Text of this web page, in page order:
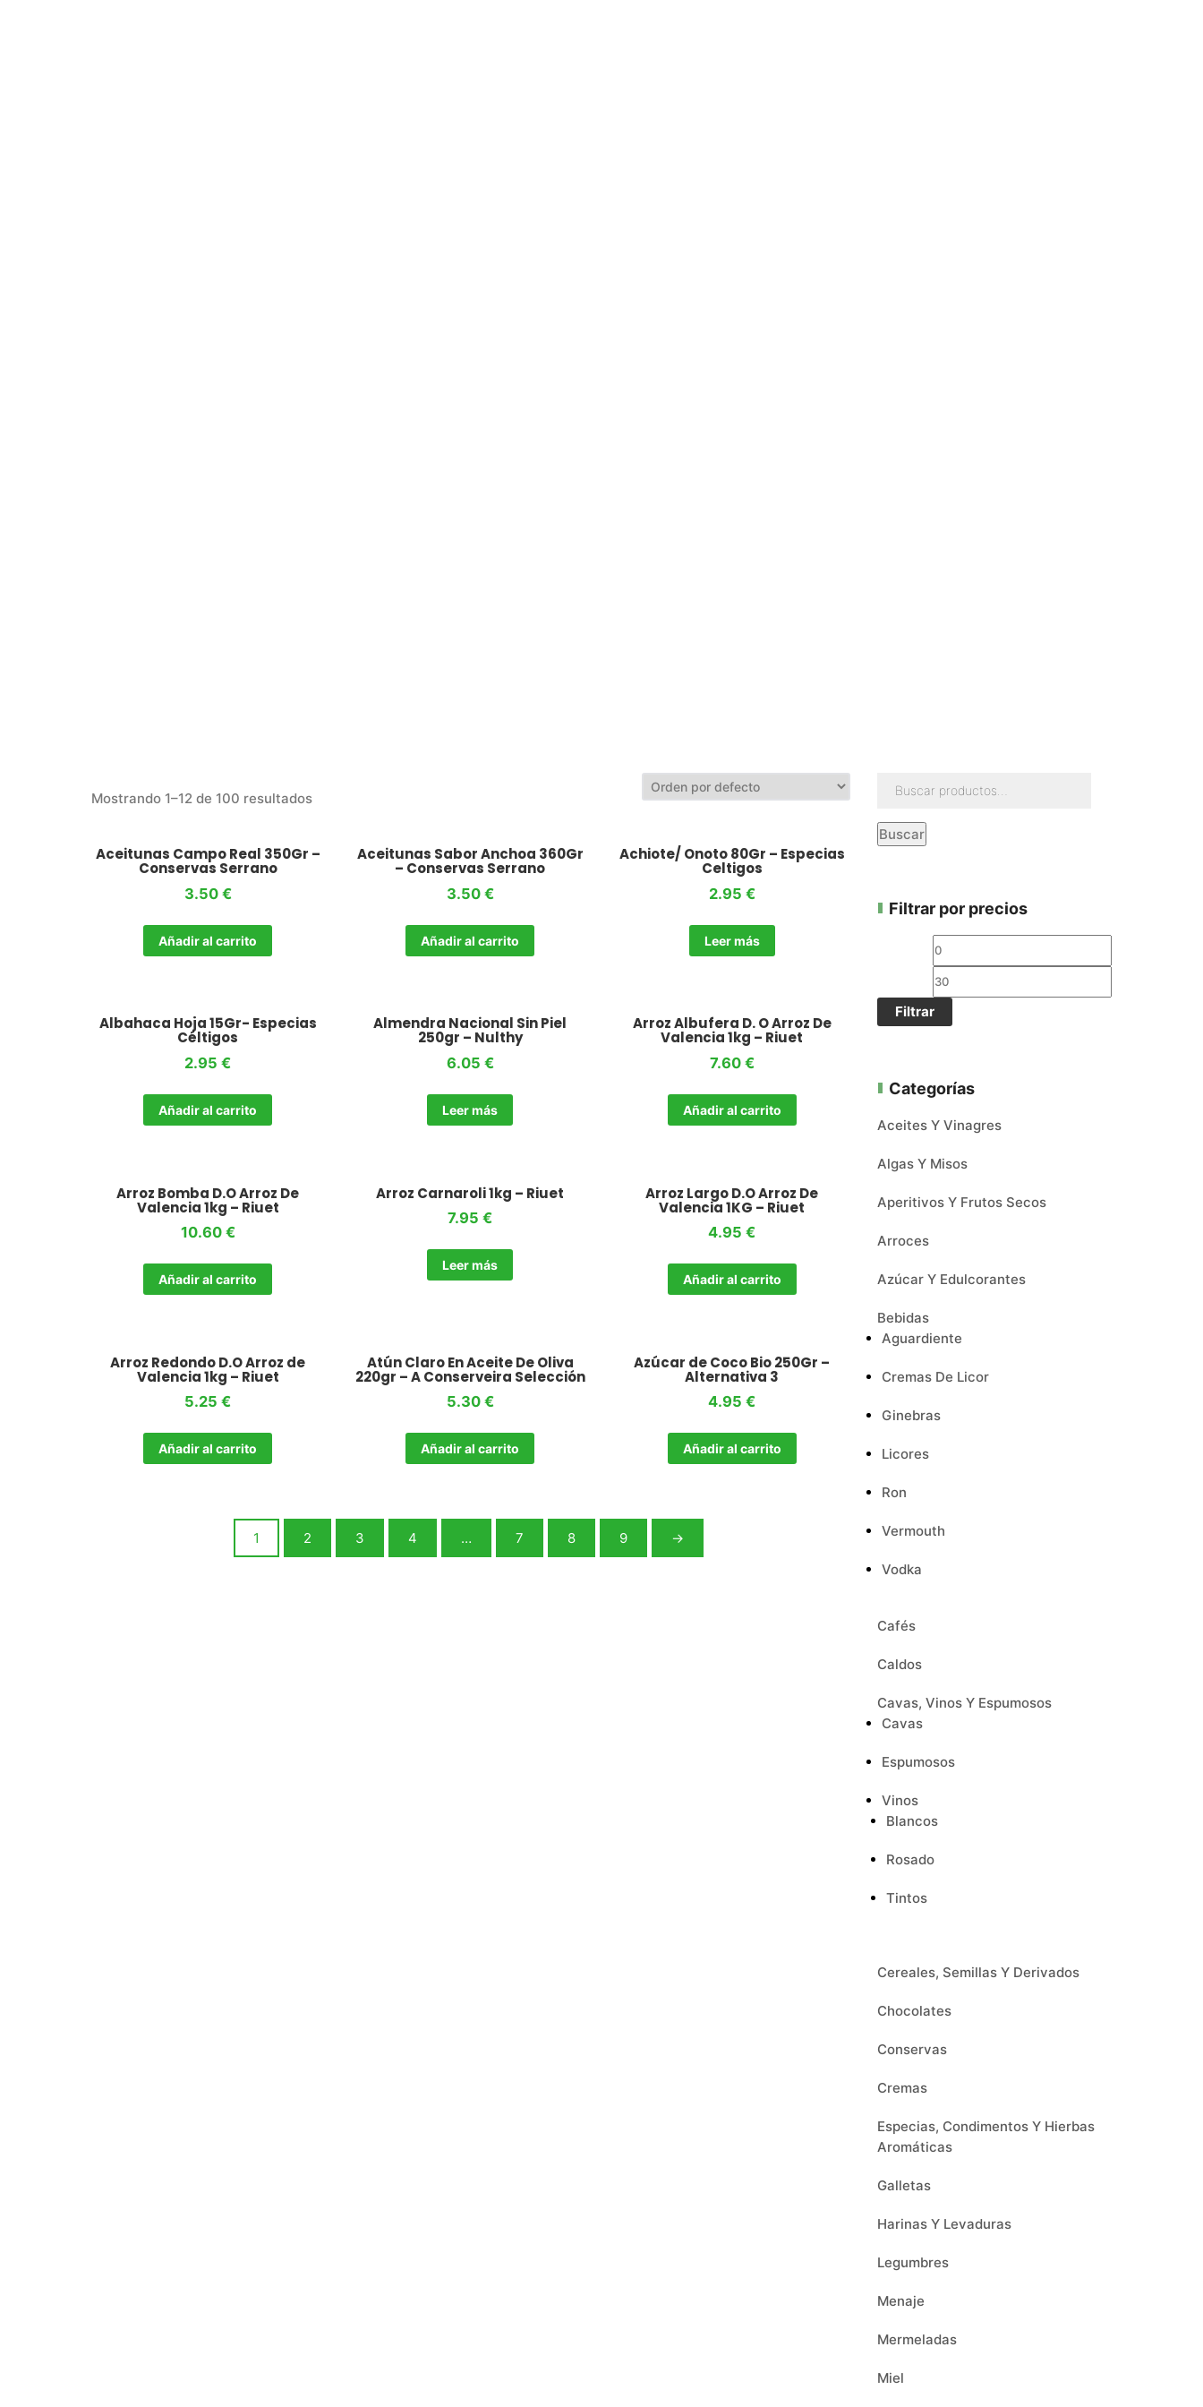
Mostrando 1–12 de 100 resultados
Aceitunas Campo Real 350Gr –
Conservas Serrano
3.50 €
Añadir al carrito
Aceitunas Sabor Anchoa 360Gr
– Conservas Serrano
3.50 €
Añadir al carrito
Achiote/ Onoto 80Gr – Especias
Celtigos
2.95 €
Leer más
Albahaca Hoja 15Gr- Especias
Céltigos
2.95€
Añadir al carrito
Almendra Nacional Sin Piel
250gr – Nulthy
6.05 €
Leer más
Arroz Albufera D. O Arroz De
Valencia 1kg – Riuet
7.60 €
Añadir al carrito
Arroz Bomba D.O Arroz De
Valencia 1kg – Riuet
10.60 €
Añadir al carrito
Arroz Carnaroli 1kg – Riuet
7.95€
Leer más
Arroz Largo D.O Arroz De
Valencia 1KG – Riuet
4.95€
Añadir al carrito
Arroz Redondo D.O Arroz de
Valencia 1kg – Riuet
5.25€
Añadir al carrito
Atún Claro En Aceite De Oliva
220gr – A Conserveira Selección
5.30 €
Añadir al carrito
Azúcar de Coco Bio 250Gr –
Alternativa 3
4.95€
Añadir al carrito
1 2 3 4 … 7 8 9 →
Buscar
Filtrar por precios
Filtrar
Categorías
Aceites Y Vinagres
Algas Y Misos
Aperitivos Y Frutos Secos
Arroces
Azúcar Y Edulcorantes
Bebidas
Aguardiente
Cremas De Licor
Ginebras
Licores
Ron
Vermouth
Vodka
Cafés
Caldos
Cavas, Vinos Y Espumosos
Cavas
Espumosos
Vinos
Blancos
Rosado
Tintos
Cereales, Semillas Y Derivados
Chocolates
Conservas
Cremas
Especias, Condimentos Y Hierbas
Aromáticas
Galletas
Harinas Y Levaduras
Legumbres
Menaje
Mermeladas
Miel